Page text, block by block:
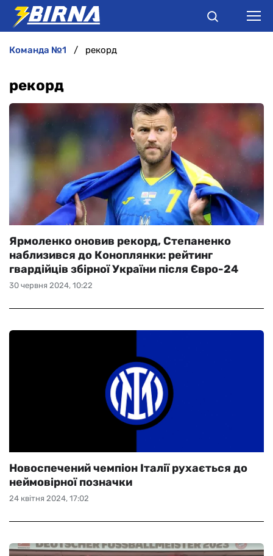
АНАЛІТИКА
ІНТЕРВ'Ю
РІЗНЕ
БУКМЕКЕРИ
команда №1 рекорд
рекорд
30 червня 2024, 10:22
Ярмоленко оновив рекорд, Степаненко
наблизився до Коноплянки: рейтинг
гвардійців збірної України після Євро-24
24 квітня 2024, 17:02
Новоспечений чемпіон Італії рухається до
неймовірної позначки